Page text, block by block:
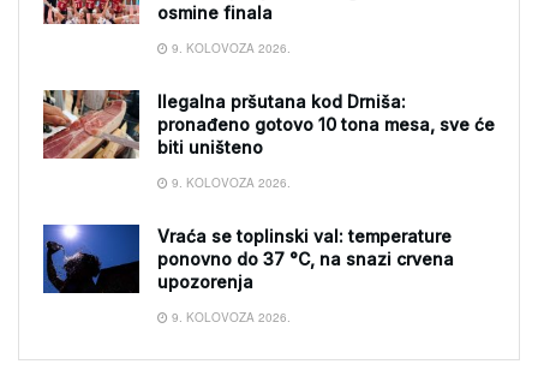
osmine finala
9. KOLOVOZA 2026.
Ilegalna pršutana kod Drniša:
pronađeno gotovo 10 tona mesa, sve će
biti uništeno
9. KOLOVOZA 2026.
Vraća se toplinski val: temperature
ponovno do 37 °C, na snazi crvena
upozorenja
9. KOLOVOZA 2026.